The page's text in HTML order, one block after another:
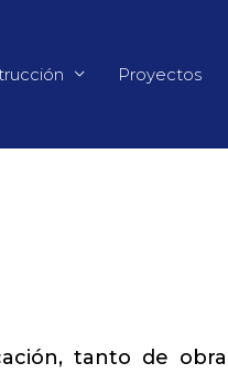
Proyectos
tanto de obra